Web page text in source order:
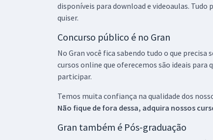
disponíveis para download e videoaulas.
quiser.
Concurso público é no Gran
No Gran você fica sabendo tudo o que
cursos online que oferecemos são ideais
participar.
Temos muita confiança na qualidade dos
Não fique de fora dessa, adquira nossos
Gran também é Pós-graduação